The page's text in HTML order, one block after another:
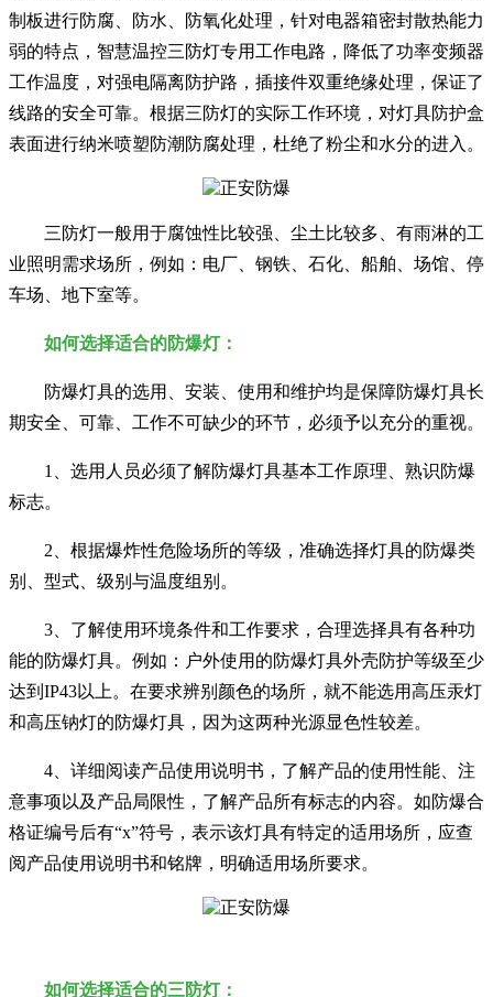
制板进行防腐、防水、防氧化处理，针对电器箱密封散热能力
弱的特点，智慧温控三防灯专用工作电路，降低了功率变频器
工作温度，对强电隔离防护路，插接件双重绝缘处理，保证了
线路的安全可靠。根据三防灯的实际工作环境，对灯具防护盒
表面进行纳米喷塑防潮防腐处理，杜绝了粉尘和水分的进入。
三防灯一般用于腐蚀性比较强、尘土比较多、有雨淋的工
业照明需求场所，例如：电厂、钢铁、石化、船舶、场馆、停
车场、地下室等。
如何选择适合的防爆灯：
防爆灯具的选用、安装、使用和维护均是保障防爆灯具长
期安全、可靠、工作不可缺少的环节，必须予以充分的重视。
1、选用人员必须了解防爆灯具基本工作原理、熟识防爆
标志。
2、根据爆炸性危险场所的等级，准确选择灯具的防爆类
别、型式、级别与温度组别。
3、了解使用环境条件和工作要求，合理选择具有各种功
能的防爆灯具。例如：户外使用的防爆灯具外壳防护等级至少
达到IP43以上。在要求辨别颜色的场所，就不能选用高压汞灯
和高压钠灯的防爆灯具，因为这两种光源显色性较差。
4、详细阅读产品使用说明书，了解产品的使用性能、注
意事项以及产品局限性，了解产品所有标志的内容。如防爆合
格证编号后有“x”符号，表示该灯具有特定的适用场所，应查
阅产品使用说明书和铭牌，明确适用场所要求。
如何选择适合的三防灯：